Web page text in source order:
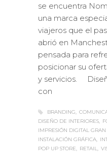
se encuentra
una marca
viajeros que el
abrió en
pensada para
posicionar su
y servicios.
con
BRANDING
DISEÑO DE INTERIORES
IMPRESIÓN DIGITAL
INSTALACIÓN GRÁFICA
POP UP STORE
RETAIL